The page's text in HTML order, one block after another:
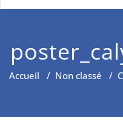
Accueil / Non classé /